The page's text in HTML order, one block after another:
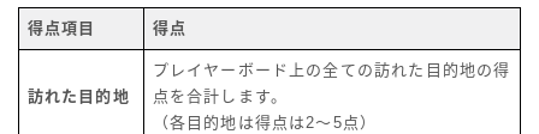
得点項目 得点
訪れた目的地
プレイヤーボード上の全ての訪れた目的地の得
点を合計します。
（各目的地は得点は2～5点）